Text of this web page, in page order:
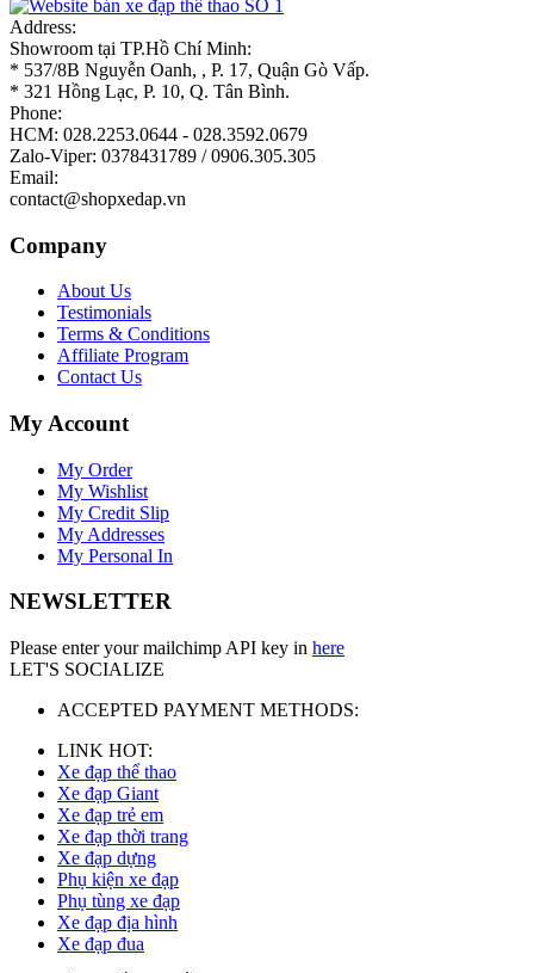
Address:
Showroom tại TP.Hồ Chí Minh:
* 537/8B Nguyễn Oanh, , P. 17, Quận Gò Vấp.
* 321 Hồng Lạc, P. 10, Q. Tân Bình.
Phone:
HCM: 028.2253.0644 - 028.3592.0679
Zalo-Viper: 0378431789 / 0906.305.305
Email:
contact@shopxedap.vn
Company
About Us
Testimonials
Terms & Conditions
Affiliate Program
Contact Us
My Account
My Order
My Wishlist
My Credit Slip
My Addresses
My Personal In
NEWSLETTER
Please enter your mailchimp API key in here
LET'S SOCIALIZE
ACCEPTED PAYMENT METHODS:
LINK HOT:
Xe đạp thể thao
Xe đạp Giant
Xe đạp trẻ em
Xe đạp thời trang
Xe đạp dựng
Phụ kiện xe đạp
Phụ tùng xe đạp
Xe đạp địa hình
Xe đạp đua